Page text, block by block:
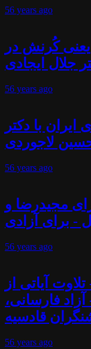
56 years ago
کُرنش در
جلال ایجادی
56 years ago
ایران با دکتر
لاجوردی
56 years ago
مجیدرضا و
- برای آزادی
56 years ago
آیاتی از
قرآن (۸۲) - آزاد فارسانی،
قادسیه
56 years ago